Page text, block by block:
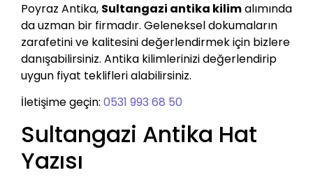
Poyraz Antika, Sultangazi antika kilimalımında
da uzman bir firmadır. Geleneksel dokumaların
zarafetini ve kalitesini değerlendirmek için bizlere
danışabilirsiniz. Antika kilimlerinizi değerlendirip
uygun fiyat teklifleri alabilirsiniz.
İletişime geçin: 0531 993 68 50
Sultangazi Antika Hat
Yazısı